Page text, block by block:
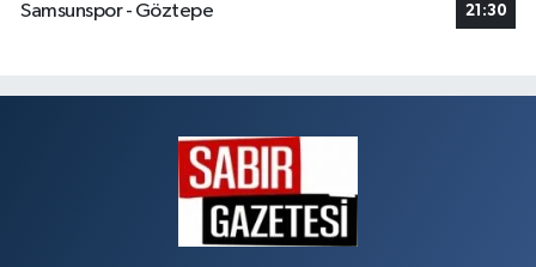
Samsunspor - Göztepe
21:30